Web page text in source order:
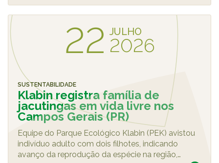
22 JULHO
2026
SUSTENTABILIDADE
Klabin registra família de
jacutingas em vida livre nos
Campos Gerais (PR)
Equipe do Parque Ecológico Klabin (PEK) avistou
indivíduo adulto com dois filhotes, indicando
avanço da reprodução da espécie na região,…